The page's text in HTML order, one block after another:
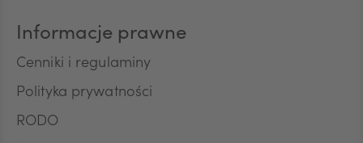
wycofanie zgody nie wpływa na zgodność z
prawem przetwarzania, którego dokonano na
podstawie zgody przed jej wycofaniem.
Informacje prawne
Cenniki i regulaminy
Polityka prywatności
RODO